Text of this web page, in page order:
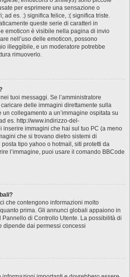
per esprimere una sensazione o
ad es. :) significa felice, :( significa triste.
queste serie di caratteri in
emoticon è visibile nella pagina di invio
nell’uso delle emoticon, possono
illeggibile, e un moderatore potrebbe
rimuoverlo.
tuoi messaggi. Se l’amministratore
delle immagini direttamente sulla
collegamento a un’immagine ospitata su
es. http://www.indirizzo-del-
inserire immagini che hai sul tuo PC (a meno
che si trovano dietro sistemi di
tipo yahoo o hotmail, siti protetti da
l’immagine, puoi usare il comando BBCode
che contengono informazioni molto
prima. Gli annunci globali appaiono in
Pannello di Controllo Utente. La possibilità di
dipende dai permessi concessi